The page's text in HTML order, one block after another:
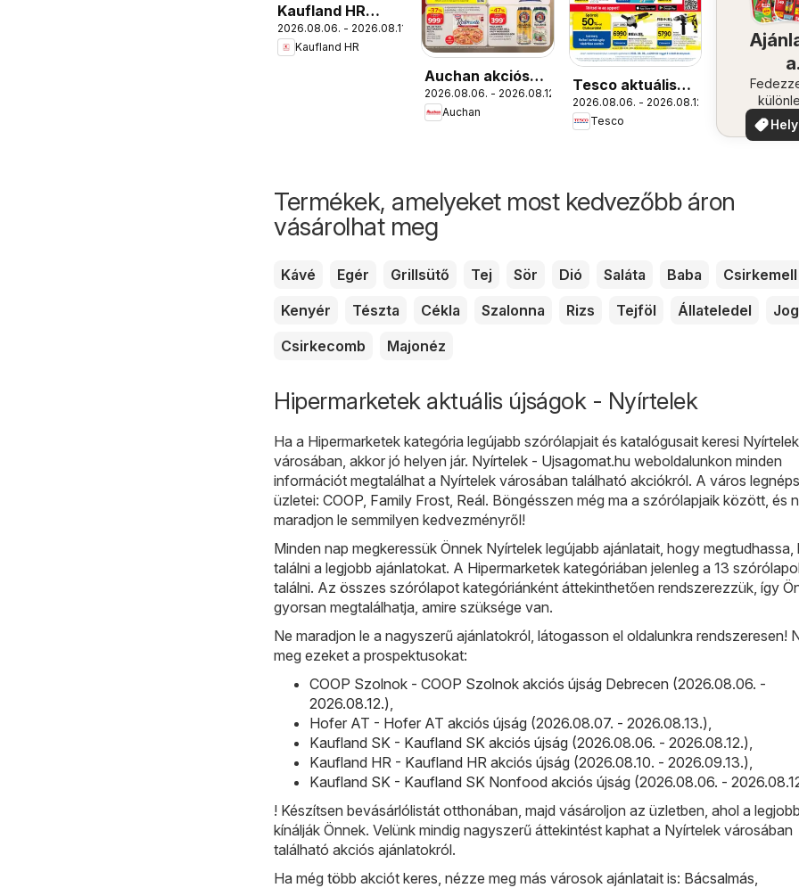
Kaufland HR
akciós újság
2026.08.06. - 2026.08.11.
Kaufland HR
Auchan akciós
újság
2026.08.06. - 2026.08.12.
Auchan
Tesco aktuális
akciós újság
2026.08.06. - 2026.08.12.
Tesco
a
Termékek, amelyeket most kedvezőbb áron
vásárolhat meg
Kávé Egér Grillsütő Tej Sör Dió Saláta Baba
Csirkemell
Kenyér
Tészta Cékla Szalonna Rizs Tejföl Állateledel
Csirkecomb
Majonéz
Hipermarketek aktuális újságok - Nyírtelek
Ha a Hipermarketek kategória legújabb szórólapjait és katalógusait keresi Nyírtelek
városában, akkor jó helyen jár. Nyírtelek - Ujsagomat.hu weboldalunkon minden
információt megtalálhat a Nyírtelek városában található akciókról. A város
üzletei: COOP Family Frost Reál. Böngésszen még ma a szórólapjaik között, és
maradjon le semmilyen kedvezményről!
Minden nap megkeressük Önnek Nyírtelek legújabb ajánlatait, hogy megtudhassa,
találni a legjobb ajánlatokat. A Hipermarketek kategóriában jelenleg a 13
találni. Az összes szórólapot kategóriánként áttekinthetően rendszerezzük, így
gyorsan megtalálhatja, amire szüksége van.
Ne maradjon le a nagyszerű ajánlatokról, látogasson el oldalunkra rendszeresen!
meg ezeket a prospektusokat:
COOP Szolnok - COOP Szolnok akciós újság Debrecen (2026.08.06. -
2026.08.12.)
Hofer AT - Hofer AT akciós újság (2026.08.07. - 2026.08.13.)
Kaufland SK - Kaufland SK akciós újság (2026.08.06. - 2026.08.12.)
Kaufland HR - Kaufland HR akciós újság (2026.08.10. - 2026.09.13.)
Kaufland SK - Kaufland SK Nonfood akciós újság (2026.08.06. -
! Készítsen bevásárlólistát otthonában, majd vásároljon az üzletben, ahol a
kínálják Önnek. Velünk mindig nagyszerű áttekintést kaphat a Nyírtelek városában
található akciós ajánlatokról.
Ha még több akciót keres, nézze meg más városok ajánlatait is: Bácsalmás